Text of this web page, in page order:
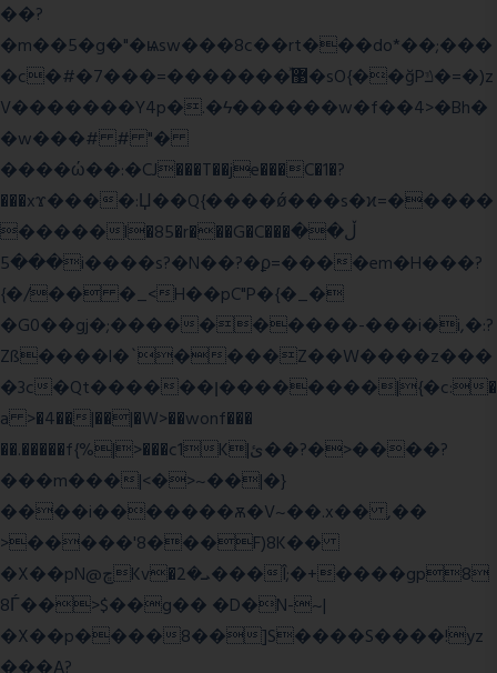
��?
�m��5�g�"�ѩsw���8c��rt���do*��;���
�c�#�޳�ͯ������=���7�sO{��ğPݿ�=�)z
V�������Y4p�.�ϟ������w�f��4>�Bh�
�w���# # "�
����ώ��:�CJ���T��je���C�1�?
���xϫ����:Џ��Q{����ǿ���s�ϰ=�����
�����l�85�r���G�C���ڵ��
���5i����s?�N��?�ϼ=����em�H���?
{�/�� �_<H��pC"P�{�_�
�G0��gj�;����������-���i�i,�:?
Zß����l�`����Z��W����z���
�3c�Qt������ן��������|{�c:�
a >�4��|��|�W>��wonf���
��.�����f{%|>���c1K|ئ��?�>����?
���m���|<�>~��|�}
����i�������ѫ�V~��.x�� ,��
>�����'8���F)8K��
�X��pN@ڇKv�ܝ�2���Î;�+����gp8
8Ѓ��>$��g�� �D�N-~|
�X��p����8��]S����S����!yz